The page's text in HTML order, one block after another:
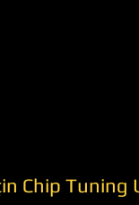
Chip Tuning